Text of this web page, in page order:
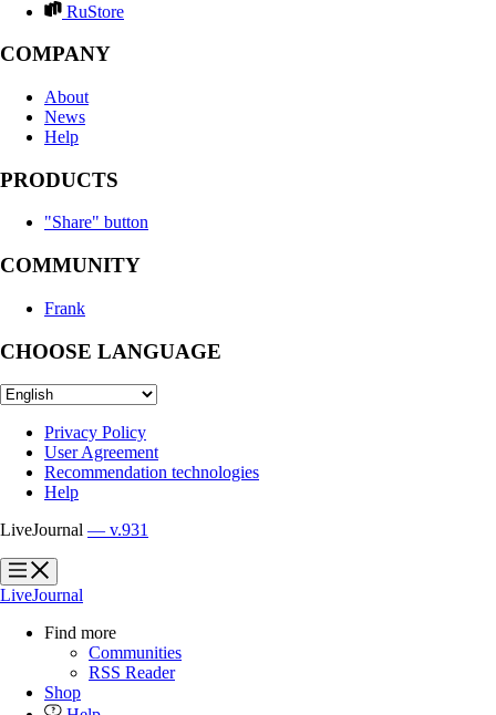
RuStore
COMPANY
About
News
Help
PRODUCTS
"Share" button
COMMUNITY
Frank
CHOOSE LANGUAGE
Privacy Policy
User Agreement
Recommendation technologies
Help
LiveJournal — v.931
?
?
LiveJournal
Find more
Communities
RSS Reader
Shop